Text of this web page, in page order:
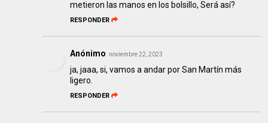
metieron las manos en los bolsillo, Será así?
RESPONDER
Anónimo noviembre 22, 2023
ja, jaaa, si, vamos a andar por San Martín más
ligero.
RESPONDER